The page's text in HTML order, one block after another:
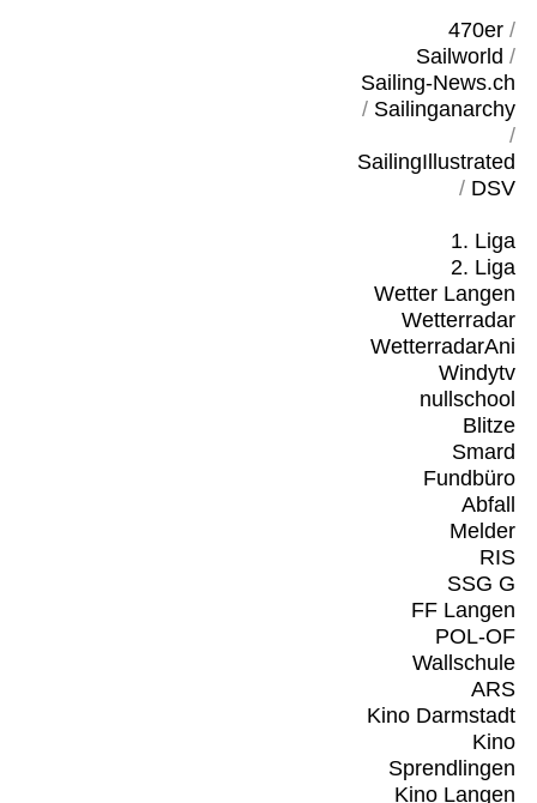
470er/
Sailworld /
Sailing-News.ch
/ Sailinganarchy
/
SailingIllustrated
/ DSV
1. Liga
2. Liga
Wetter Langen
Wetterradar
WetterradarAni
Windytv
nullschool
Blitze
Smard
Fundbüro
Abfall
Melder
RIS
SSG G
FF Langen
POL-OF
Wallschule
ARS
Kino Darmstadt
Kino
Sprendlingen
Kino Langen